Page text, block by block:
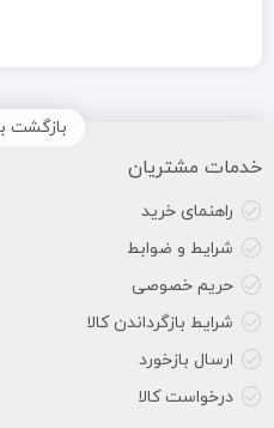
بازگشت
خدمات مشتریان
راهنمای خرید
شرایط و ضوابط
حریم خصوصی
شرایط بازگرداندن کالا
ارسال بازخورد
درخواست کالا